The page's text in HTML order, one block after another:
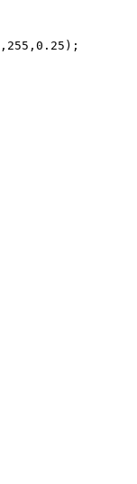
, 255 , 0.25 );